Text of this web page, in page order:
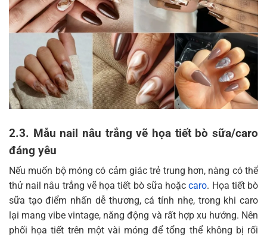
2.3. Mẫu nail nâu trắng vẽ họa tiết bò sữa/caro
đáng yêu
Nếu muốn bộ móng có cảm giác trẻ trung hơn, nàng có thể
thử nail nâu trắng vẽ họa tiết bò sữa hoặccaro. Họa tiết bò
sữa tạo điểm nhấn dễ thương, cá tính nhẹ, trong khi caro
lại mang vibe vintage, năng động và rất hợp xu hướng. Nên
phối họa tiết trên một vài móng để tổng thể không bị rối